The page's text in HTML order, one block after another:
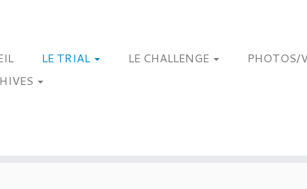
LE TRIAL LE CHALLENGE PHOTOS/